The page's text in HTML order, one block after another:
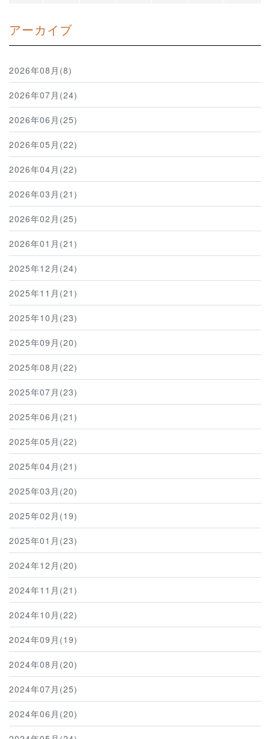
アーカイブ
2026年08月(8)
2026年07月(24)
2026年06月(25)
2026年05月(22)
2026年04月(22)
2026年03月(21)
2026年02月(25)
2026年01月(21)
2025年12月(24)
2025年11月(21)
2025年10月(23)
2025年09月(20)
2025年08月(22)
2025年07月(23)
2025年06月(21)
2025年05月(22)
2025年04月(21)
2025年03月(20)
2025年02月(19)
2025年01月(23)
2024年12月(20)
2024年11月(21)
2024年10月(22)
2024年09月(19)
2024年08月(20)
2024年07月(25)
2024年06月(20)